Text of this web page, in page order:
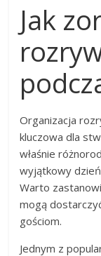
Jak
Organizacja
kluczowa dla
właśnie
wyjątkowy
Warto
mogą
gościom.
Jednym z